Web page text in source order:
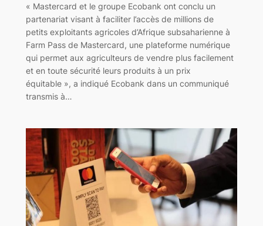
« Mastercard et le groupe Ecobank ont conclu un
partenariat visant à faciliter l’accès de millions de
petits exploitants agricoles d’Afrique subsaharienne à
Farm Pass de Mastercard, une plateforme numérique
qui permet aux agriculteurs de vendre plus facilement
et en toute sécurité leurs produits à un prix
équitable », a indiqué Ecobank dans un communiqué
transmis à…